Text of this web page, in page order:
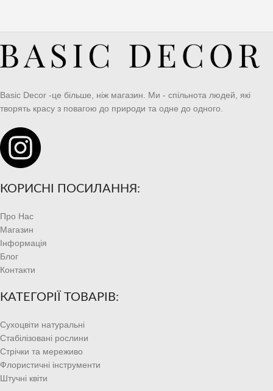
Basic Decor -це більше, ніж магазин. Ми - спільнота людей, які
творять красу з повагою до природи та одне до одного.
КОРИСНІ ПОСИЛАННЯ:
Про Нас
Магазин
Інформація
Блог
Контакти
КАТЕГОРІЇ ТОВАРІВ:
Сухоцвіти натуральні
Стабілізовані рослини
Стрічки та мереживо
Флористичні інструменти
Штучні квіти